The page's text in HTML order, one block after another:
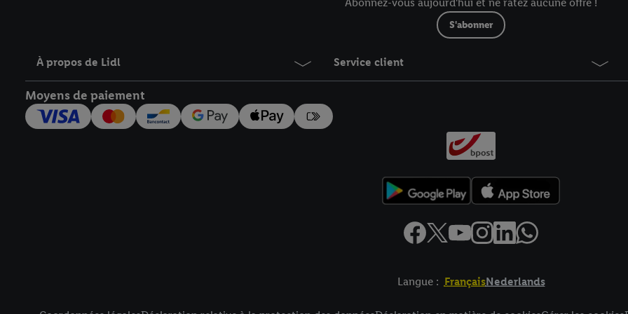
S'abonner
À propos de Lidl Service client
Moyens de paiement
Langue : FrançaisNederlands